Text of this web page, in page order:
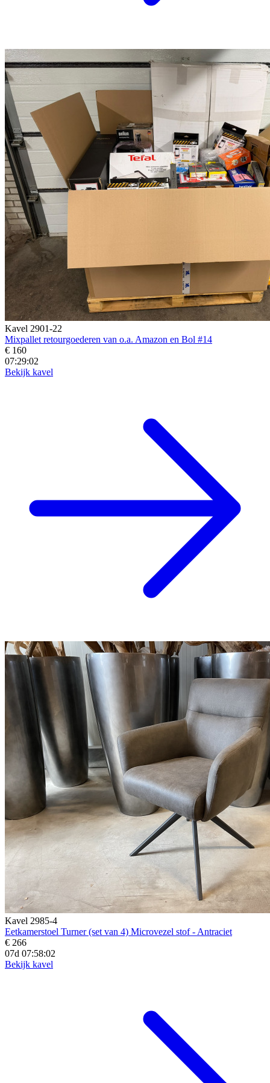
Kavel 2901-22
Mixpallet retourgoederen van o.a. Amazon en Bol #14
€ 160
07:29:01
Bekijk kavel
Kavel 2985-4
Eetkamerstoel Turner (set van 4) Microvezel stof - Antraciet
€ 266
07d 07:58:01
Bekijk kavel